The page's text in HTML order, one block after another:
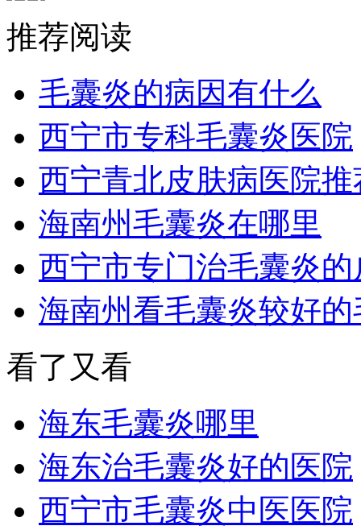
推荐阅读
毛囊炎的病因有什么
西宁市专科毛囊炎医院
西宁青北皮肤病医院
海南州毛囊炎在哪里
西宁市专门治毛囊炎
海南州看毛囊炎较好
看了又看
海东毛囊炎哪里
海东治毛囊炎好的医院
西宁市毛囊炎中医医院